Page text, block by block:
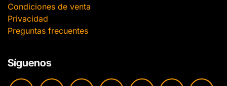
Condiciones de venta
Privacidad
Preguntas frecuentes
Síguenos